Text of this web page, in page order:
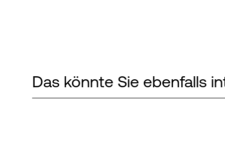
Das könnte Sie ebenfalls